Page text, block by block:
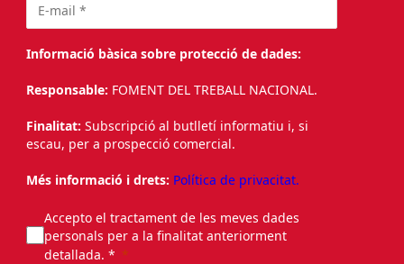
Informació bàsica sobre protecció de dades:
Responsable: FOMENT DEL TREBALL NACIONAL.
Finalitat: Subscripció al butlletí informatiu i, si
escau, per a prospecció comercial.
Més informació i drets: Política de privacitat.
Accepto el tractament de les meves dades
personals per a la finalitat anteriorment
detallada. *